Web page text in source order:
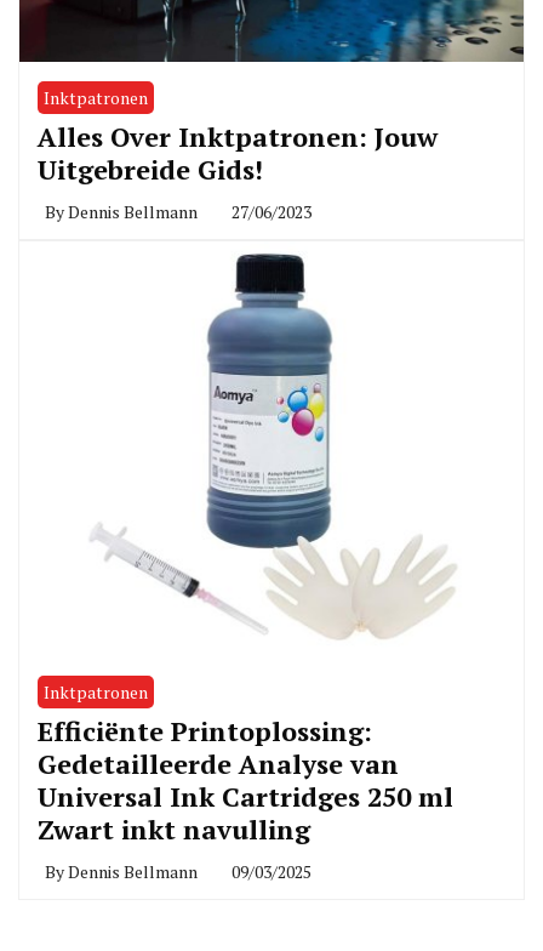
Inktpatronen
Alles Over Inktpatronen: Jouw
Uitgebreide Gids!
ByDennis Bellmann 27/06/2023
Inktpatronen
Efficiënte Printoplossing:
Gedetailleerde Analyse van
Universal Ink Cartridges 250 ml
Zwart inkt navulling
ByDennis Bellmann 09/03/2025